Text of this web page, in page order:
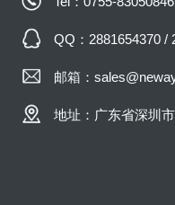
QQ：2881654370 /
邮箱：
地址：广东省深圳